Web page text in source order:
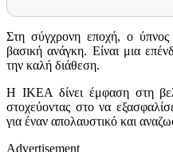
Στη σύγχρονη εποχή, ο ύπνος
βασική ανάγκη. Είναι μια
την καλή διάθεση.
Η ΙΚΕΑ δίνει έμφαση στη
στοχεύοντας στο να
για έναν απολαυστικό και
Advertisement